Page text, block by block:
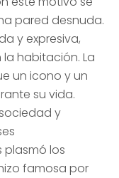
pared desnuda.
y expresiva,
habitación. La
un icono y un
su vida.
y
plasmó los
famosa por